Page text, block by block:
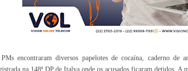
encontraram diversos papelotes de cocaína, caderno de
na 148ª DP de Italva onde os acusados ficaram detidos. A